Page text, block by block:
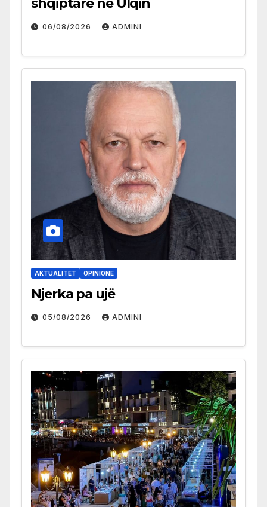
shqiptare në Ulqin
06/08/2026 ADMINI
AKTUALITET OPINIONE
Njerka pa ujë
05/08/2026 ADMINI